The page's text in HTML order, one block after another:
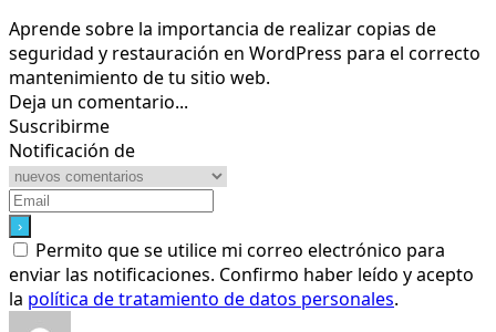
Aprende sobre la importancia de realizar copias de
seguridad y restauración en WordPress para el correcto
mantenimiento de tu sitio web.
Deja un comentario...
Suscribirme
Notificación de
Permito que se utilice mi correo electrónico para
enviar las notificaciones. Confirmo haber leído y acepto
la política de tratamiento de datos personales.